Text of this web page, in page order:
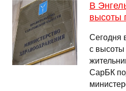
В
высоты
Сегодня
с высоты
СарБК